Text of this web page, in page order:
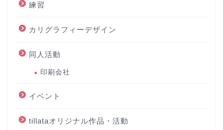
練習
カリグラフィーデザイン
同人活動
印刷会社
イベント
tillataオリジナル作品・活動